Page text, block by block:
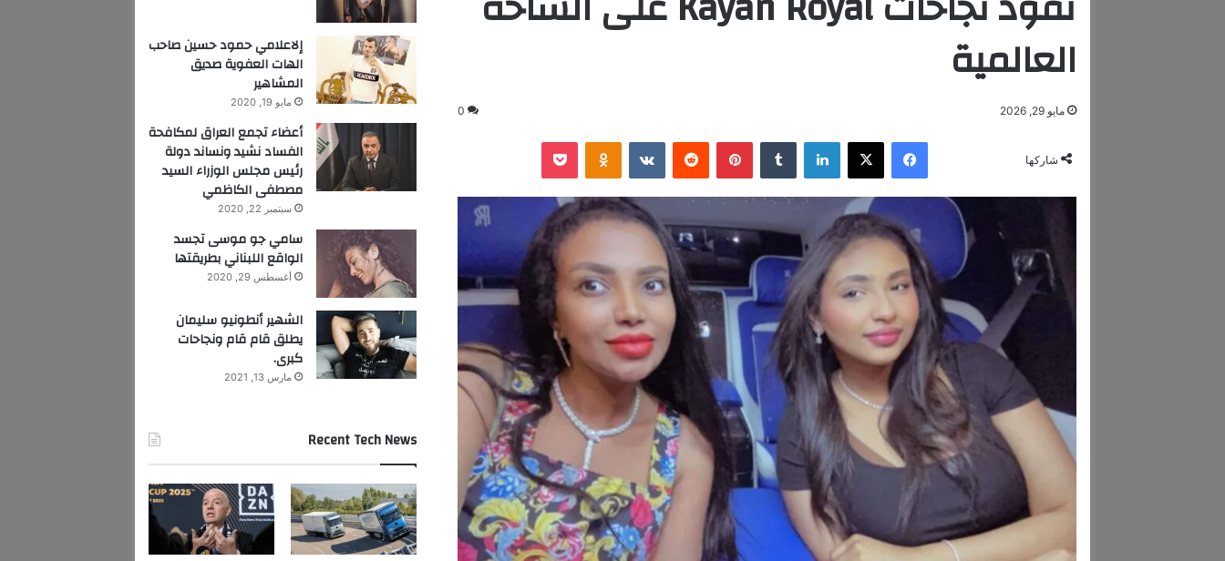
العالمية
مايو 29, 2026 0
شاركها
فيسبوك ‫X لينكدإن ‏Tumblr بينتيريست ‏Reddit
‏VKontakte
Odnoklassniki
‫Pocket
إلاعلامي حمود حسين صاحب
الهات العفوية صديق
المشاهير
مايو 19, 2020
أعضاء تجمع العراق لمكافحة
الفساد نشيد ونساند دولة
رئيس مجلس الوزراء السيد
مصطفى الكاظمي
سبتمبر 22, 2020
سامي جو موسى تجسد
الواقع اللبناني بطريقتها
أغسطس 29, 2020
الشهير أنطونيو سليمان
يطلق قام قام ونجاحات
كبرى.
مارس 13, 2021
Recent Tech News